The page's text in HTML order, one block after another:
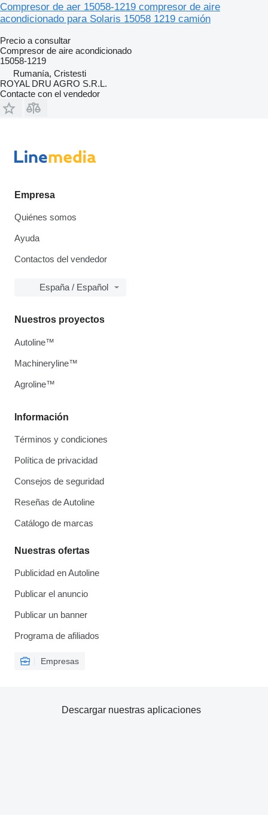
Compresor de aer 15058-1219 compresor de aire
acondicionado para Solaris 15058 1219 camión
Precio a consultar
Compresor de aire acondicionado
15058-1219
Rumanía, Cristesti
ROYAL DRU AGRO S.R.L.
Contacte con el vendedor
Empresa
Quiénes somos
Ayuda
Contactos del vendedor
España / Español
Información
Términos y condiciones
Política de privacidad
Consejos de seguridad
Reseñas de Autoline
Catálogo de marcas
Nuestras ofertas
Publicidad en Autoline
Publicar el anuncio
Publicar un banner
Programa de afiliados
Empresas
Nuestros proyectos
Autoline™
Machineryline™
Agroline™
Descargar nuestras aplicaciones